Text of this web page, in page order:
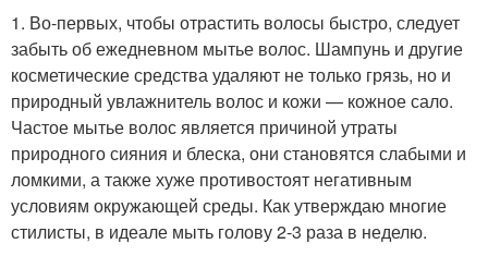
1. Во-первых, чтобы отрастить волосы быстро, следует
забыть об ежедневном мытье волос. Шампунь и другие
косметические средства удаляют не только грязь, но и
природный увлажнитель волос и кожи — кожное сало.
Частое мытье волос является причиной утраты
природного сияния и блеска, они становятся слабыми и
ломкими, а также хуже противостоят негативным
условиям окружающей среды. Как утверждаю многие
стилисты, в идеале мыть голову 2-3 раза в неделю.